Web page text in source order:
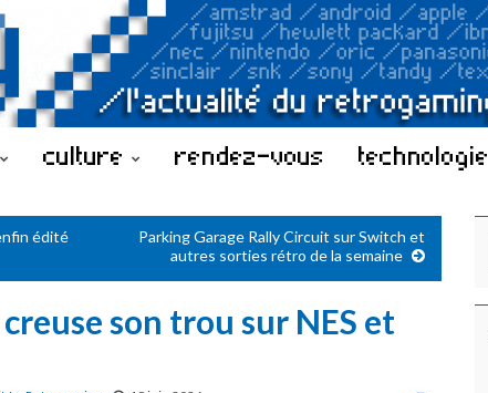
culture rendez-vous technologie
édité
Parking Garage Rally Circuit sur Switch et
autres sorties rétro de la semaine
son trou sur NES et